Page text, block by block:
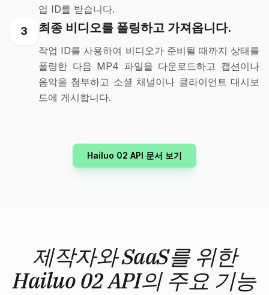
업 ID를 받습니다.
3 최종 비디오를 폴링하고 가져옵니다.
작업 ID를 사용하여 비디오가 준비될 때까지 상태를
폴링한 다음 MP4 파일을 다운로드하고 캡션이나
음악을 첨부하고 소셜 채널이나 클라이언트 대시보
드에 게시합니다.
Hailuo 02 API 문서 보기
제작자와 SaaS를 위한
Hailuo 02 API의 주요 기능